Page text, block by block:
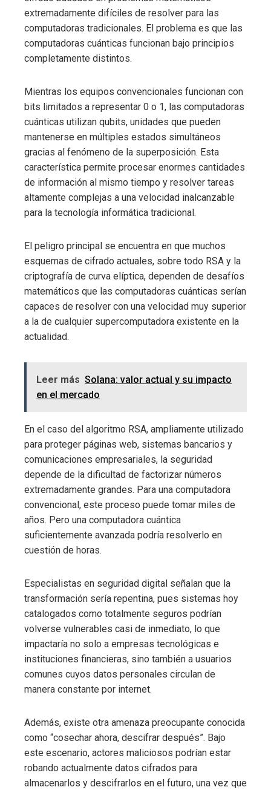
extremadamente difíciles de resolver para las
computadoras tradicionales. El problema es que las
computadoras cuánticas funcionan bajo principios
completamente distintos.
Mientras los equipos convencionales funcionan con
bits limitados a representar 0 o 1, las computadoras
cuánticas utilizan qubits, unidades que pueden
mantenerse en múltiples estados simultáneos
gracias al fenómeno de la superposición. Esta
característica permite procesar enormes cantidades
de información al mismo tiempo y resolver tareas
altamente complejas a una velocidad inalcanzable
para la tecnología informática tradicional.
El peligro principal se encuentra en que muchos
esquemas de cifrado actuales, sobre todo RSA y la
criptografía de curva elíptica, dependen de desafíos
matemáticos que las computadoras cuánticas serían
capaces de resolver con una velocidad muy superior
a la de cualquier supercomputadora existente en la
actualidad.
Leer más Solana: valor actual y su impacto
en el mercado
En el caso del algoritmo RSA, ampliamente utilizado
para proteger páginas web, sistemas bancarios y
comunicaciones empresariales, la seguridad
depende de la dificultad de factorizar números
extremadamente grandes. Para una computadora
convencional, este proceso puede tomar miles de
años. Pero una computadora cuántica
suficientemente avanzada podría resolverlo en
cuestión de horas.
Especialistas en seguridad digital señalan que la
transformación sería repentina, pues sistemas hoy
catalogados como totalmente seguros podrían
volverse vulnerables casi de inmediato, lo que
impactaría no solo a empresas tecnológicas e
instituciones financieras, sino también a usuarios
comunes cuyos datos personales circulan de
manera constante por internet.
Además, existe otra amenaza preocupante conocida
como “cosechar ahora, descifrar después”. Bajo
este escenario, actores maliciosos podrían estar
robando actualmente datos cifrados para
almacenarlos y descifrarlos en el futuro, una vez que